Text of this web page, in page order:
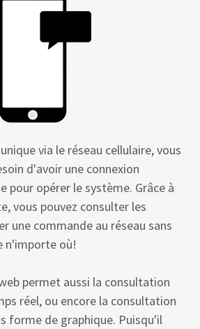
via le réseau cellulaire, vous
d'avoir une connexion
pour opérer le système. Grâce à
vous pouvez consulter les
une commande au réseau sans
n'importe où!
permet aussi la consultation
réel, ou encore la consultation
forme de graphique. Puisqu'il